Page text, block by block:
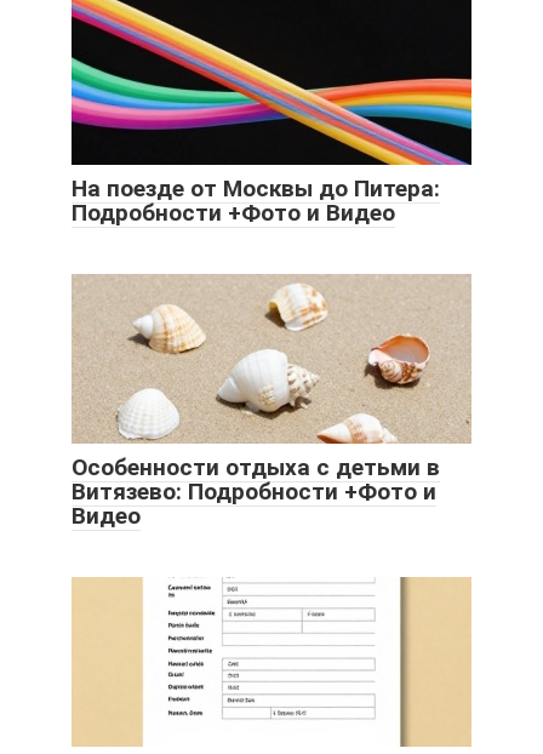
На поезде от Москвы до Питера:
Подробности +Фото и Видео
Особенности отдыха с детьми в
Витязево: Подробности +Фото и
Видео